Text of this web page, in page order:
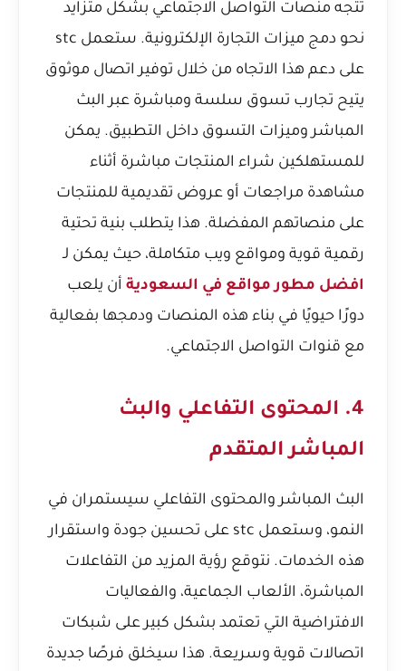
تتجه منصات التواصل الاجتماعي بشكل متزايد
نحو دمج ميزات التجارة الإلكترونية. ستعمل stc
على دعم هذا الاتجاه من خلال توفير اتصال موثوق
يتيح تجارب تسوق سلسة ومباشرة عبر البث
المباشر وميزات التسوق داخل التطبيق. يمكن
للمستهلكين شراء المنتجات مباشرة أثناء
مشاهدة مراجعات أو عروض تقديمية للمنتجات
على منصاتهم المفضلة. هذا يتطلب بنية تحتية
رقمية قوية ومواقع ويب متكاملة، حيث يمكن لـ
افضل مطور مواقع في السعودية أن يلعب
دورًا حيويًا في بناء هذه المنصات ودمجها بفعالية
مع قنوات التواصل الاجتماعي.
4. المحتوى التفاعلي والبث
المباشر المتقدم
البث المباشر والمحتوى التفاعلي سيستمران في
النمو، وستعمل stc على تحسين جودة واستقرار
هذه الخدمات. نتوقع رؤية المزيد من التفاعلات
المباشرة، الألعاب الجماعية، والفعاليات
الافتراضية التي تعتمد بشكل كبير على شبكات
اتصالات قوية وسريعة. هذا سيخلق فرصًا جديدة